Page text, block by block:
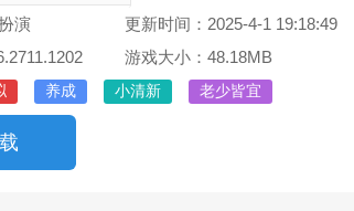
演
更新时间：2025-4-1 19:18:49
游戏大小：48.18MB
养成 小清新 老少皆宜